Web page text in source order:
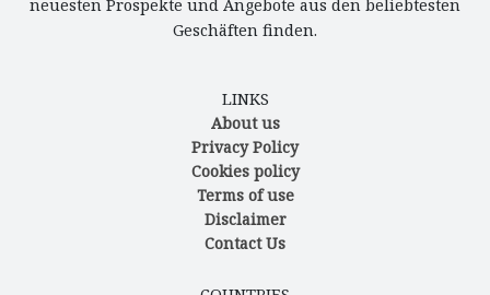
neuesten Prospekte und Angebote aus den beliebtesten
Geschäften finden.
LINKS
About us
Privacy Policy
Cookies policy
Terms of use
Disclaimer
Contact Us